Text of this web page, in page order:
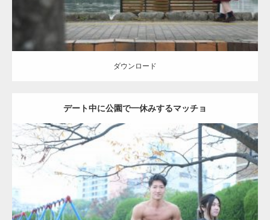
ダウンロード
デート中に公園で一休みするマッチョ
Update:2021.07.6
Category:公園のマッチョ その他 AKIHITO(細マッチョ) 腹筋